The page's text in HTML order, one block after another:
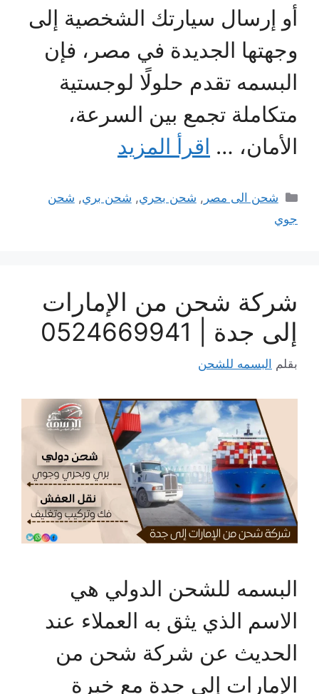
أو إرسال سيارتك الشخصية إلى
وجهتها الجديدة في مصر، فإن
البسمه تقدم حلولًا لوجستية
متكاملة تجمع بين السرعة،
الأمان، … اقرأ المزيد
التصنيفات
شحن الى مصر , شحن بحري, شحن بري, شحن
جوي
شركة شحن من الإمارات
إلى جدة | 0524669941
بقلم البسمه للشحن
البسمه للشحن الدولي هي
الاسم الذي يثق به العملاء عند
الحديث عن شركة شحن من
الإمارات إلى جدة مع خبرة